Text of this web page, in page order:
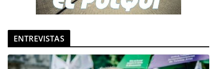
ENTREVISTAS